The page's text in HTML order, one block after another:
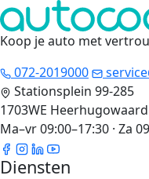
Koop je auto met
072-2019000
Stationsplein 99-285
1703WE Heerhugowaard
Ma–vr 09:00–17:30 · Za
Diensten